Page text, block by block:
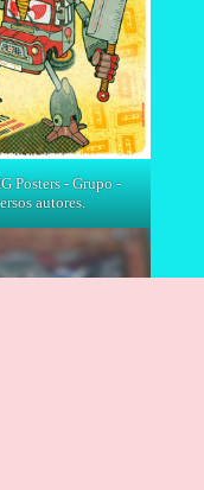
Posters - Grupo -
autores.